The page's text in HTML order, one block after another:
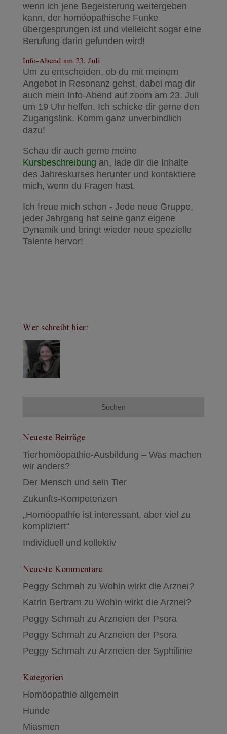
wenn ich jene Begeisterung weitergeben
kann, der homöopathische Funke
übergesprungen ist und vielleicht sogar eine
Berufung darin gefunden wird!
Info-Abend am 23. Juli
Um zu entscheiden, ob du mit meinem
Angebot in Resonanz gehst, dabei mag dir
auch mein Info-Abend auf zoom am 23. Juli
um 19 Uhr helfen. Ich schicke dir gerne den
Zugangslink. Komm ganz unverbindlich
dazu!
Schau dir auch gerne meine
Kursbeschreibung an, lade dir die Inhalte
des Jahreskurses herunter und kontaktiere
mich, wenn du Fragen hast.
Ich freue mich schon - Jede neue Gruppe,
jeder Jahrgang hat seine ganz eigene
Dynamik und bringt wieder neue spezielle
Talente hervor!
Wer schreibt hier:
Neueste Beiträge
Tierhomöopathie-Ausbildung – Was machen
wir anders?
Der Mensch und sein Tier
Zukunfts-Kompetenzen
„Homöopathie ist interessant, aber viel zu
kompliziert“
Individuell und kollektiv
Neueste Kommentare
Peggy Schmah zu Wohin wirkt die Arznei?
Katrin Bertram zu Wohin wirkt die Arznei?
Peggy Schmah zu Arzneien der Psora
Peggy Schmah zu Arzneien der Psora
Peggy Schmah zu Arzneien der Syphilinie
Kategorien
Homöopathie allgemein
Hunde
Miasmen